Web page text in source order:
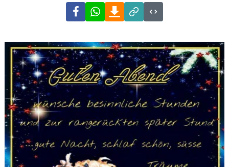
FacebookWhatsAppDownload
Link
Code